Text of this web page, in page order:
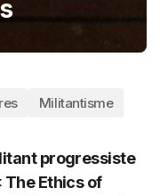
Militantisme
progressiste
The Ethics of